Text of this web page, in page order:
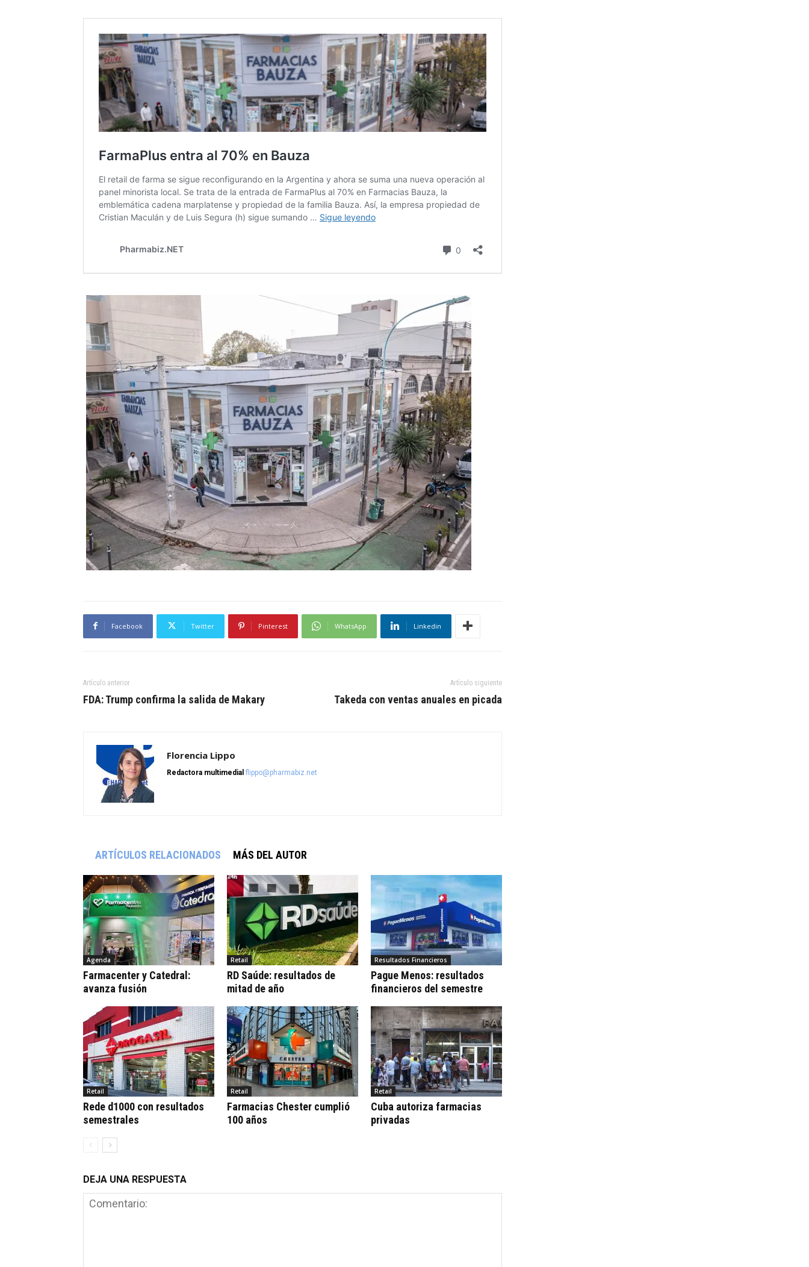
Facebook Twitter Pinterest WhatsApp Linkedin
Artículo anterior
FDA: Trump confirma la salida de Makary
Artículo siguiente
Takeda con ventas anuales en picada
Florencia Lippo
Redactora multimedial flippo@pharmabiz.net
ARTÍCULOS RELACIONADOS MÁS DEL AUTOR
Agenda
Farmacenter y Catedral:
avanza fusión
Retail
RD Saúde: resultados de
mitad de año
Resultados Financieros
Pague Menos: resultados
financieros del semestre
Retail
Rede d1000 con resultados
semestrales
Retail
Farmacias Chester cumplió
100 años
Retail
Cuba autoriza farmacias
privadas
DEJA UNA RESPUESTA